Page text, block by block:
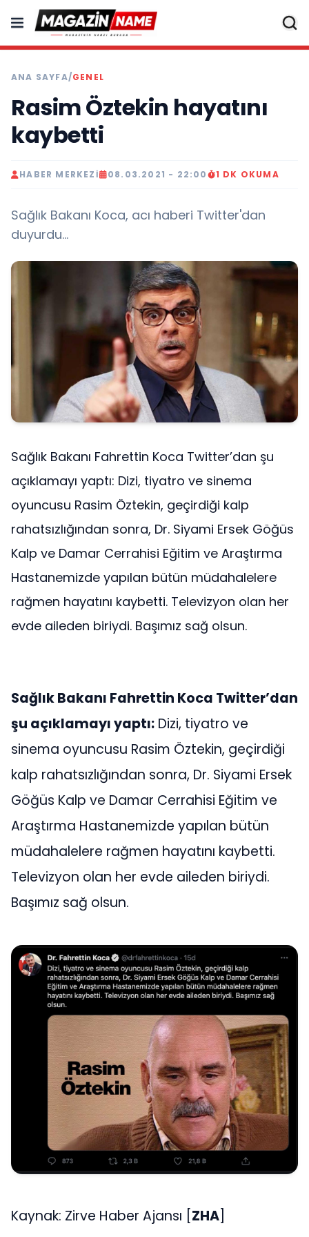
ANA SAYFA/GENEL
Rasim Öztekin hayatını
kaybetti
HABER MERKEZI 08.03.2021 - 22:00 1 DK OKUMA
Sağlık Bakanı Koca, acı haberi Twitter'dan
duyurdu...
Sağlık Bakanı Fahrettin Koca Twitter’dan şu
açıklamayı yaptı: Dizi, tiyatro ve sinema
oyuncusu Rasim Öztekin, geçirdiği kalp
rahatsızlığından sonra, Dr. Siyami Ersek Göğüs
Kalp ve Damar Cerrahisi Eğitim ve Araştırma
Hastanemizde yapılan bütün müdahalelere
rağmen hayatını kaybetti. Televizyon olan her
evde aileden biriydi. Başımız sağ olsun.
Sağlık Bakanı Fahrettin Koca Twitter’dan
şu açıklamayı yaptı: Dizi, tiyatro ve
sinema oyuncusu Rasim Öztekin, geçirdiği
kalp rahatsızlığından sonra, Dr. Siyami Ersek
Göğüs Kalp ve Damar Cerrahisi Eğitim ve
Araştırma Hastanemizde yapılan bütün
müdahalelere rağmen hayatını kaybetti.
Televizyon olan her evde aileden biriydi.
Başımız sağ olsun.
Kaynak: Zirve Haber Ajansı [ ZHA